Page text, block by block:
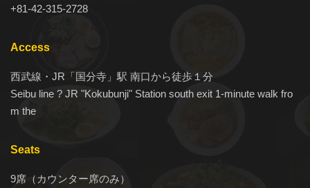
+81-42-315-2728
Access
西武線・JR「国分寺」駅 南口から徒歩１分
Seibu line ? JR "Kokubunji" Station south exit 1-minute walk fro
m the
Seats
9席（カウンター席のみ）